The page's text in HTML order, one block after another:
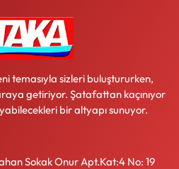
temasıyla sizleri buluştururken,
getiriyor. Şatafattan kaçınıyor
bir altyapı sunuyor.
Sokak Onur Apt.Kat:4 No: 19